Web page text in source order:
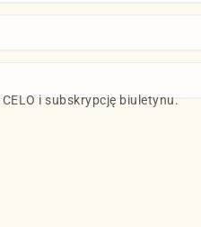
CELO i subskrypcję biuletynu.